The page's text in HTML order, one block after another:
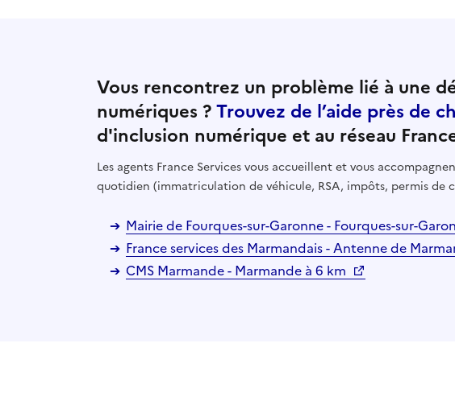
Vous rencontrez un problème lié à une
numériques ?Trouvez de l’aide près de
d'inclusion numérique et au réseau
Les agents France Services vous accueillent et vous
quotidien (immatriculation de véhicule, RSA, impôts, permis de
Mairie de Fourques-sur-Garonne - Fourques-sur-
France services des Marmandais - Antenne de
CMS Marmande - Marmande à 6 km